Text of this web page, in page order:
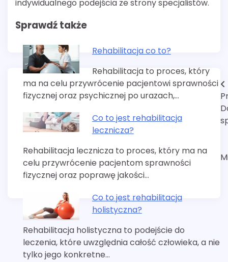
indywidualnego podejścia ze strony specjalistów.
Sprawdź także
Rehabilitacja co to?
Rehabilitacja to proces, który
ma na celu przywrócenie pacjentowi sprawności
fizycznej oraz psychicznej po urazach,…
Co to jest rehabilitacja
lecznicza?
Rehabilitacja lecznicza to proces, który ma na
celu przywrócenie pacjentom sprawności
fizycznej oraz poprawę jakości…
Co to jest rehabilitacja
holistyczna?
Rehabilitacja holistyczna to podejście do
leczenia, które uwzględnia całość człowieka, a nie
tylko jego konkretne…
Nawigacja
wpisu